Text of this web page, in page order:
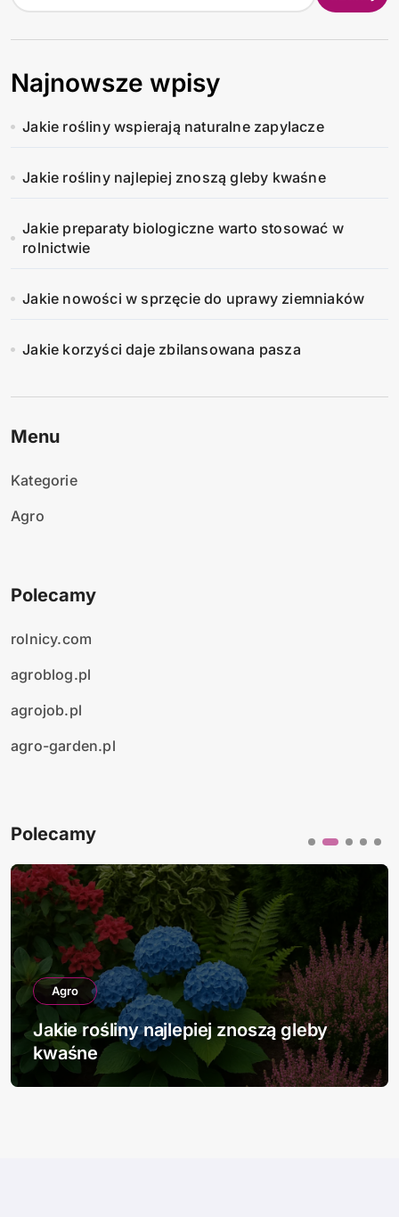
Najnowsze wpisy
Jakie rośliny wspierają naturalne zapylacze
Jakie rośliny najlepiej znoszą gleby kwaśne
Jakie preparaty biologiczne warto stosować w
rolnictwie
Jakie nowości w sprzęcie do uprawy ziemniaków
Jakie korzyści daje zbilansowana pasza
Menu
Kategorie
Agro
Polecamy
rolnicy.com
agroblog.pl
agrojob.pl
agro-garden.pl
Polecamy
Agro
Jakie rośliny najlepiej znoszą gleby
kwaśne